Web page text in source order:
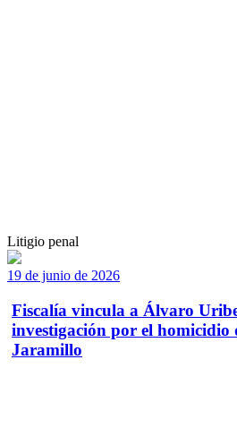
Litigio penal
19 de junio de 2026
Fiscalía vincula a Álvaro
investigación por el homicidio
Jaramillo